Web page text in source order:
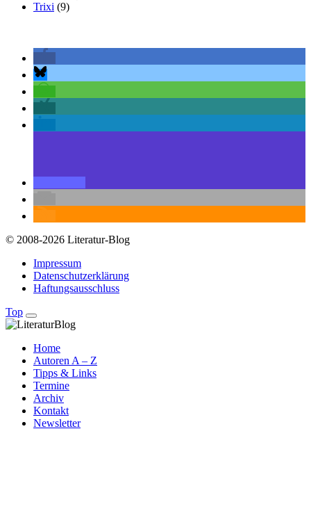
Trixi (9)
© 2008-2026 Literatur-Blog
Impressum
Datenschutzerklärung
Haftungsausschluss
Top
Home
Autoren A – Z
Tipps & Links
Termine
Archiv
Kontakt
Newsletter